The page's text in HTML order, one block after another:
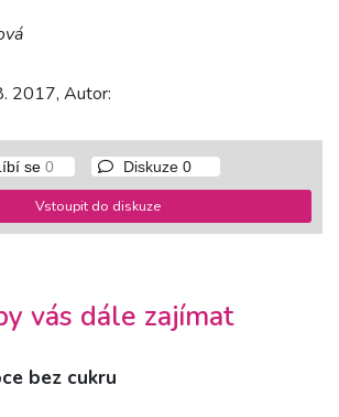
2017, Autor:
Diskuze 0
Vstoupit do diskuze
vás dále zajímat
bez cukru